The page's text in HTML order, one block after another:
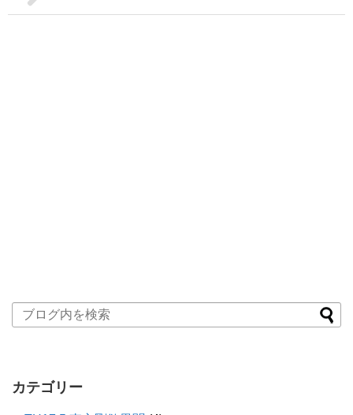
カテゴリー